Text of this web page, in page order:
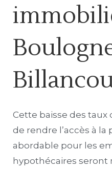
Cette baisse des taux
de rendre l’accès à
abordable pour les
hypothécaires seront